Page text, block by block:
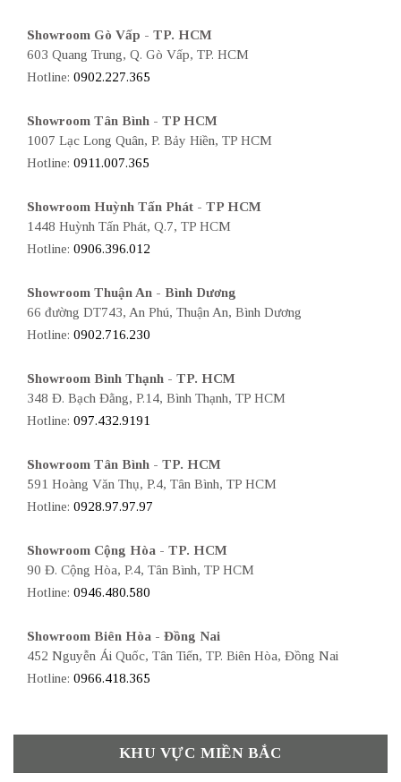
Showroom Gò Vấp - TP. HCM
603 Quang Trung, Q. Gò Vấp, TP. HCM
Hotline: 0902.227.365
Showroom Tân Bình - TP HCM
1007 Lạc Long Quân, P. Bảy Hiền, TP HCM
Hotline: 0911.007.365
Showroom Huỳnh Tấn Phát - TP HCM
1448 Huỳnh Tấn Phát, Q.7, TP HCM
Hotline: 0906.396.012
Showroom Thuận An - Bình Dương
66 đường DT743, An Phú, Thuận An, Bình Dương
Hotline: 0902.716.230
Showroom Bình Thạnh - TP. HCM
348 Đ. Bạch Đằng, P.14, Bình Thạnh, TP HCM
Hotline: 097.432.9191
Showroom Tân Bình - TP. HCM
591 Hoàng Văn Thụ, P.4, Tân Bình, TP HCM
Hotline: 0928.97.97.97
Showroom Cộng Hòa - TP. HCM
90 Đ. Cộng Hòa, P.4, Tân Bình, TP HCM
Hotline: 0946.480.580
Showroom Biên Hòa - Đồng Nai
452 Nguyễn Ái Quốc, Tân Tiến, TP. Biên Hòa, Đồng Nai
Hotline: 0966.418.365
KHU VỰC MIỀN BẮC